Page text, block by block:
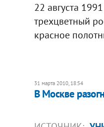
22 августа
трехцветный
красное
31 марта 2010, 18:54
В Москве